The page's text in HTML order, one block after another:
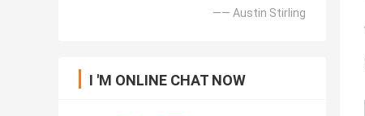
—— Austin Stirling
I 'M ONLINE CHAT NOW